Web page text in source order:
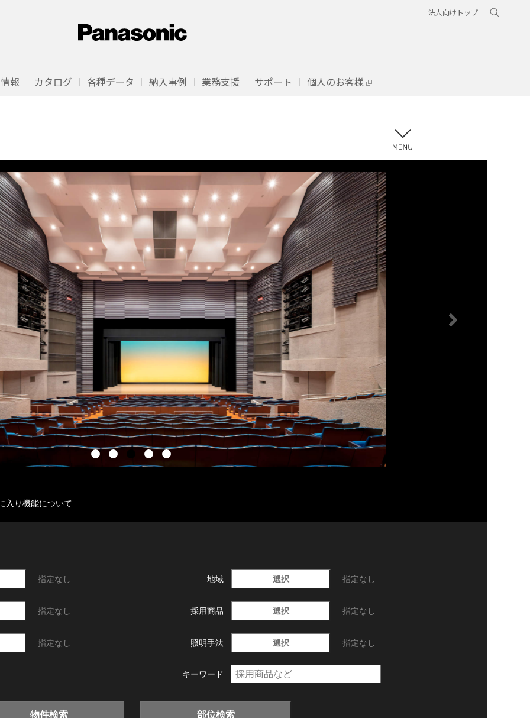
法人向けトップ
報 カタログ 各種データ 納入事例 業務支援 サポート 個人のお客様
入り機能について
指定なし 地域 選択 指定なし
指定なし 採用商品 選択 指定なし
指定なし 照明手法 選択 指定なし
キーワード
物件検索 部位検索